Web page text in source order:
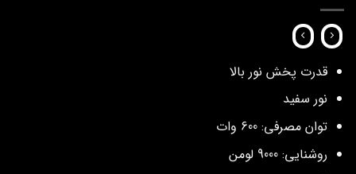
قدرت پخش نور بالا
نور سفید
توان مصرفی: 600 وات
روشنایی: 9000 لومن